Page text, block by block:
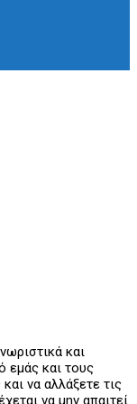
και
εμάς και τους
να αλλάξετε τις
να μην απαιτεί